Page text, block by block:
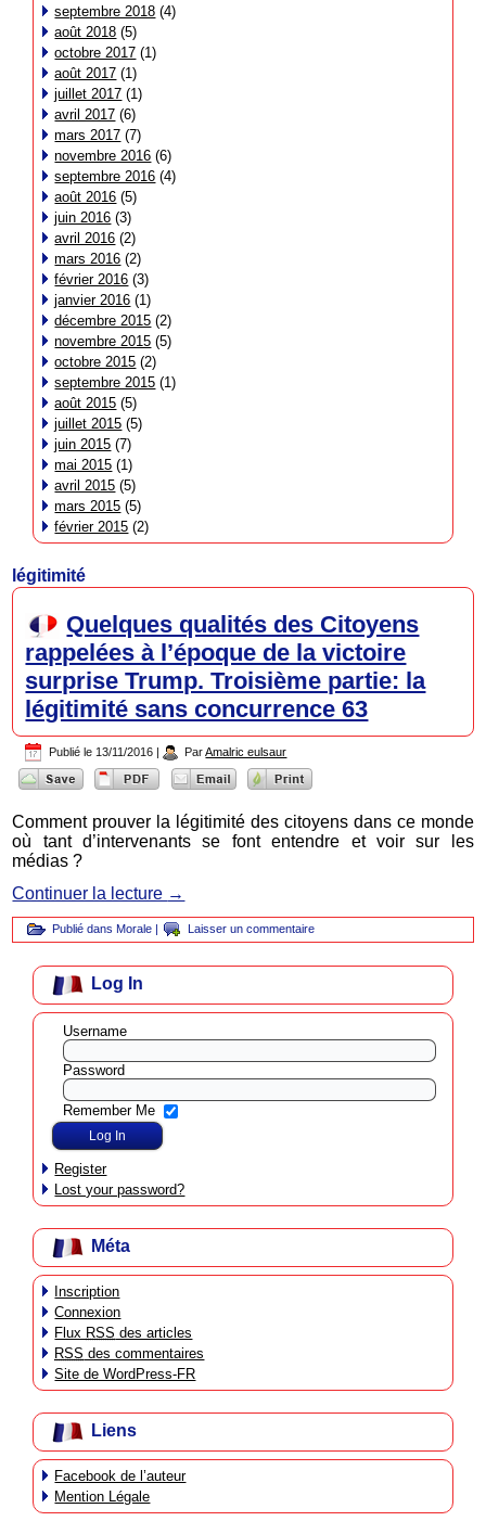
septembre 2018 (4)
août 2018 (5)
octobre 2017 (1)
août 2017 (1)
juillet 2017 (1)
avril 2017 (6)
mars 2017 (7)
novembre 2016 (6)
septembre 2016 (4)
août 2016 (5)
juin 2016 (3)
avril 2016 (2)
mars 2016 (2)
février 2016 (3)
janvier 2016 (1)
décembre 2015 (2)
novembre 2015 (5)
octobre 2015 (2)
septembre 2015 (1)
août 2015 (5)
juillet 2015 (5)
juin 2015 (7)
mai 2015 (1)
avril 2015 (5)
mars 2015 (5)
février 2015 (2)
légitimité
Quelques qualités des Citoyens
rappelées à l’époque de la victoire
surprise Trump. Troisième partie: la
légitimité sans concurrence 63
Publié le 13/11/2016 | Par Amalric eulsaur
Comment prouver la légitimité des citoyens dans ce monde
où tant d’intervenants se font entendre et voir sur les
médias ?
Continuer la lecture →
Publié dans Morale | Laisser un commentaire
Log In
Username
Password
Remember Me
Register
Lost your password?
Méta
Inscription
Connexion
Flux RSS des articles
RSS des commentaires
Site de WordPress-FR
Liens
Facebook de l’auteur
Mention Légale